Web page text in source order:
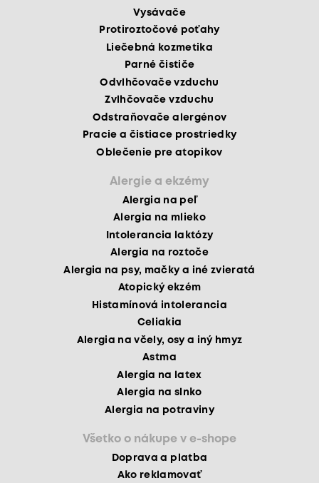
Vysávače
Protiroztočové poťahy
Liečebná kozmetika
Parné čističe
Odvlhčovače vzduchu
Zvlhčovače vzduchu
Odstraňovače alergénov
Pracie a čistiace prostriedky
Oblečenie pre atopikov
Alergie a ekzémy
Alergia na peľ
Alergia na mlieko
Intolerancia laktózy
Alergia na roztoče
Alergia na psy, mačky a iné zvieratá
Atopický ekzém
Histamínová intolerancia
Celiakia
Alergia na včely, osy a iný hmyz
Astma
Alergia na latex
Alergia na slnko
Alergia na potraviny
Všetko o nákupe v e-shope
Doprava a platba
Ako reklamovať